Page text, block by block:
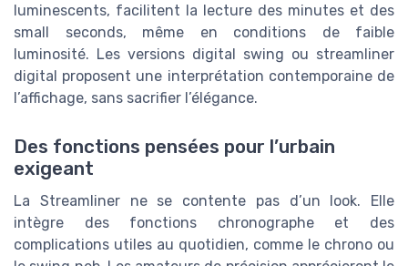
luminescents, facilitent la lecture des minutes et des
small seconds, même en conditions de faible
luminosité. Les versions digital swing ou streamliner
digital proposent une interprétation contemporaine de
l’affichage, sans sacrifier l’élégance.
Des fonctions pensées pour l’urbain
exigeant
La Streamliner ne se contente pas d’un look. Elle
intègre des fonctions chronographe et des
complications utiles au quotidien, comme le chrono ou